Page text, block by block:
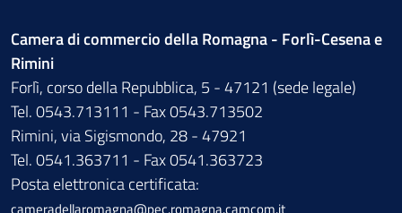
Camera di commercio della Romagna - Forlì-Cesena e
Rimini
Forlì, corso della Repubblica, 5 - 47121 (sede legale)
Tel. 0543.713111 - Fax 0543.713502
Rimini, via Sigismondo, 28 - 47921
Tel. 0541.363711 - Fax 0541.363723
Posta elettronica certificata: